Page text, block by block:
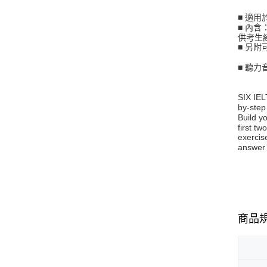
■ 適用
■ 內含
供考生
■ 另附
■ 聽力
SIX
by-
Build
first
商品